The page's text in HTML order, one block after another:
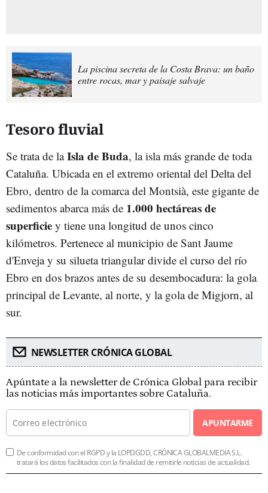
La piscina secreta de la Costa Brava: un baño
entre rocas, mar y paisaje salvaje
Tesoro fluvial
Se trata de laIsla de Buda, la isla más grande de toda
Cataluña. Ubicada en el extremo oriental del Delta del
Ebro, dentro de la comarca del Montsià, este gigante de
sedimentos abarca más de 1.000 hectáreas de
superficie y tiene una longitud de unos cinco
kilómetros. Pertenece al municipio de Sant Jaume
d'Enveja y su silueta triangular divide el curso del río
Ebro en dos brazos antes de su desembocadura: la gola
principal de Levante, al norte, y la gola de Migjorn, al
sur.
NEWSLETTER CRÓNICA GLOBAL
Apúntate a la newsletter de Crónica Global para recibir
las noticias más importantes sobre Cataluña.
APUNTARME
De conformidad con el RGPD y la LOPDGDD, CRÓNICA GLOBALMEDIA S.L.
tratará los datos facilitados con la finalidad de remitirle noticias de actualidad.